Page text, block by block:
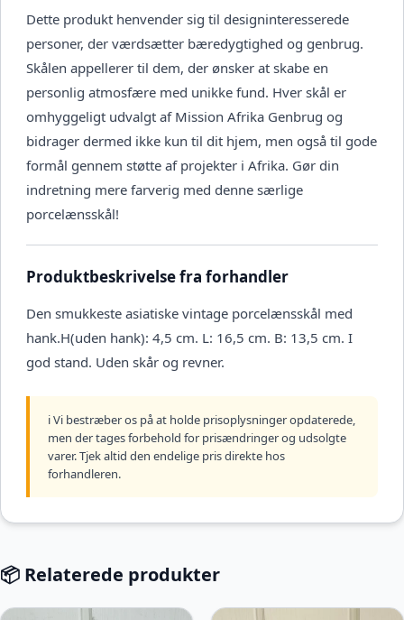
Dette produkt henvender sig til designinteresserede
personer, der værdsætter bæredygtighed og genbrug.
Skålen appellerer til dem, der ønsker at skabe en
personlig atmosfære med unikke fund. Hver skål er
omhyggeligt udvalgt af Mission Afrika Genbrug og
bidrager dermed ikke kun til dit hjem, men også til gode
formål gennem støtte af projekter i Afrika. Gør din
indretning mere farverig med denne særlige
porcelænsskål!
Produktbeskrivelse fra forhandler
Den smukkeste asiatiske vintage porcelænsskål med
hank.H(uden hank): 4,5 cm. L: 16,5 cm. B: 13,5 cm. I
god stand. Uden skår og revner.
ℹ️ Vi bestræber os på at holde prisoplysninger opdaterede,
men der tages forbehold for prisændringer og udsolgte
varer. Tjek altid den endelige pris direkte hos
forhandleren.
📦 Relaterede produkter